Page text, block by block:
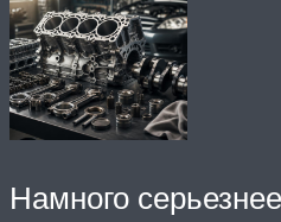
Намного серьезнее